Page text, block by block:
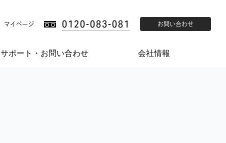
マイページ 0120-083-081 お問い合わせ
サポート・お問い合わせ 会社情報